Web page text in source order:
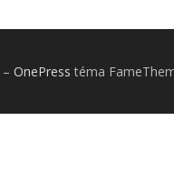
– OnePress téma